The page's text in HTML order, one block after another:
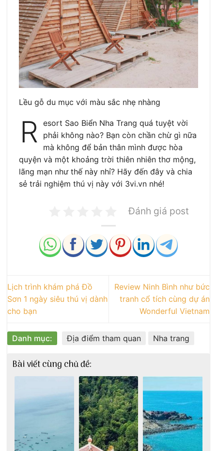
Lều gỗ du mục với màu sắc nhẹ nhàng
R
esort Sao Biển Nha Trang quá tuyệt vời
phải không nào? Bạn còn chần chừ gì nữa
mà không để bản thân mình được hòa
quyện và một khoảng trời thiên nhiên thơ mộng,
lãng mạn như thế này nhỉ? Hãy đến đây và chia
sẻ trải nghiệm thú vị này với 3vi.vn nhé!
Đánh giá post
Lịch trình khám phá Đồ
Sơn 1 ngày siêu thú vị dành
cho bạn
Review Ninh Bình như bức
tranh cổ tích cùng dự án
Wonderful Vietnam
Danh mục: Địa điểm tham quan Nha trang
Bài viết cùng chủ đề: